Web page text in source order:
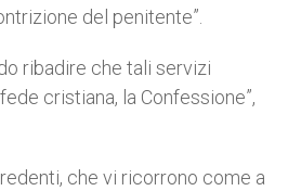
del penitente”.
ribadire che tali servizi
cristiana, la Confessione”,
che vi ricorrono come a